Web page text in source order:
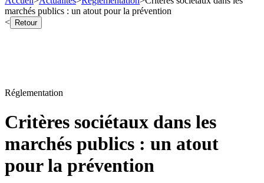
marchés publics : un atout pour la prévention
<
Retour
Réglementation
Critères sociétaux dans les
marchés publics : un atout
pour la prévention